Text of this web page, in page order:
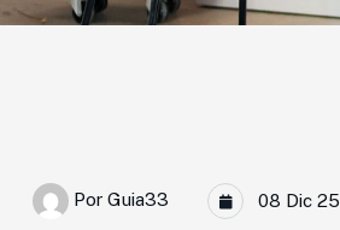
Por Guia33 08 Dic 25